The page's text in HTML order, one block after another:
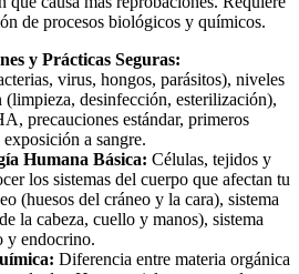
de procesos biológicos y químicos.
y Prácticas Seguras:
virus, hongos, parásitos), niveles
(limpieza, desinfección, esterilización),
precauciones estándar, primeros
a sangre.
Humana Básica: Células, tejidos y
los sistemas del cuerpo que afectan tu
(huesos del cráneo y la cara), sistema
la cabeza, cuello y manos), sistema
y endocrino.
Diferencia entre materia orgánica